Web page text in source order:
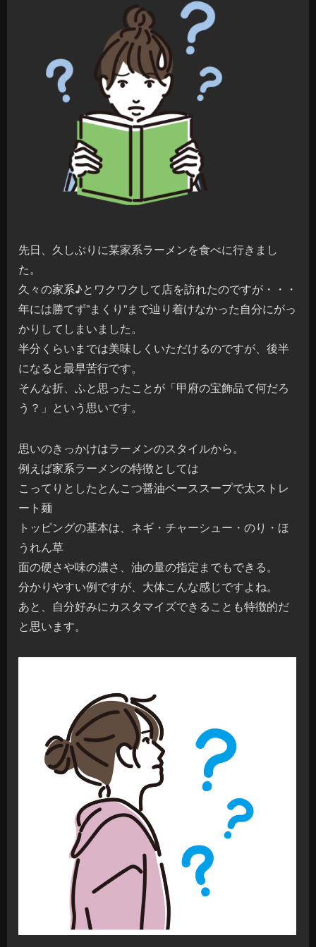
先日、久しぶりに某家系ラーメンを食べに行きまし
た。
久々の家系♪とワクワクして店を訪れたのですが・・・
年には勝てず”まくり”まで辿り着けなかった自分にがっ
かりしてしまいました。
半分くらいまでは美味しくいただけるのですが、後半
になると最早苦行です。
そんな折、ふと思ったことが「甲府の宝飾品て何だろ
う？」という思いです。
思いのきっかけはラーメンのスタイルから。
例えば家系ラーメンの特徴としては
こってりとしたとんこつ醤油ベーススープで太ストレ
ート麺
トッピングの基本は、ネギ・チャーシュー・のり・ほ
うれん草
面の硬さや味の濃さ、油の量の指定までもできる。
分かりやすい例ですが、大体こんな感じですよね。
あと、自分好みにカスタマイズできることも特徴的だ
と思います。